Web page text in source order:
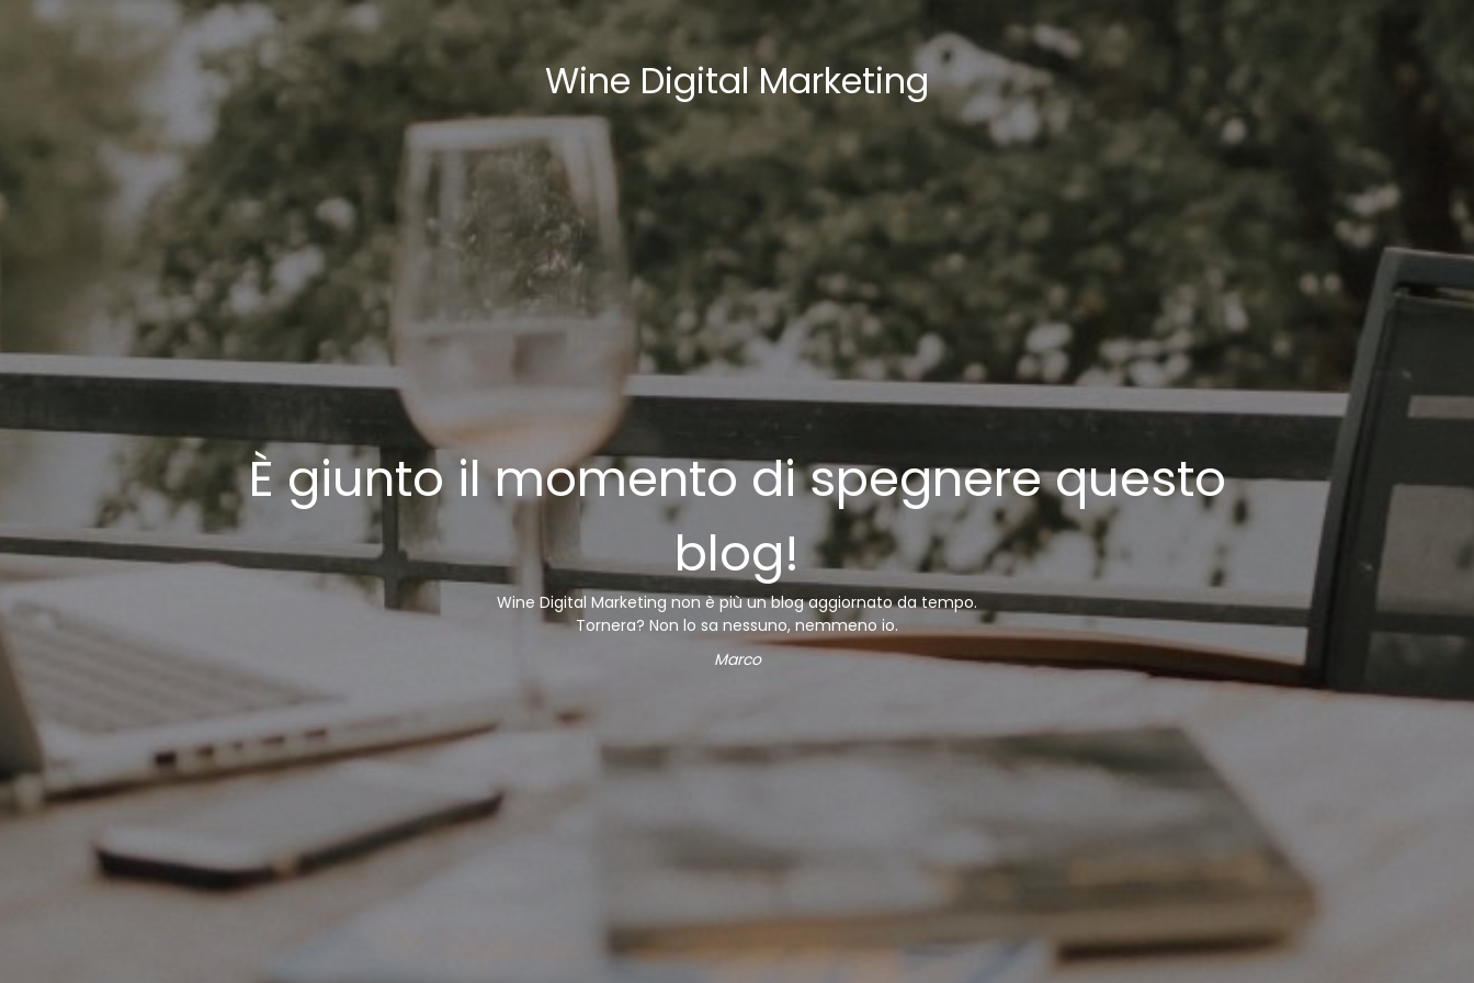
Wine Digital Marketing
È giunto il momento di spegnere questo
blog!
Wine Digital Marketing non è più un blog aggiornato da tempo.
Tornera? Non lo sa nessuno, nemmeno io.
Marco